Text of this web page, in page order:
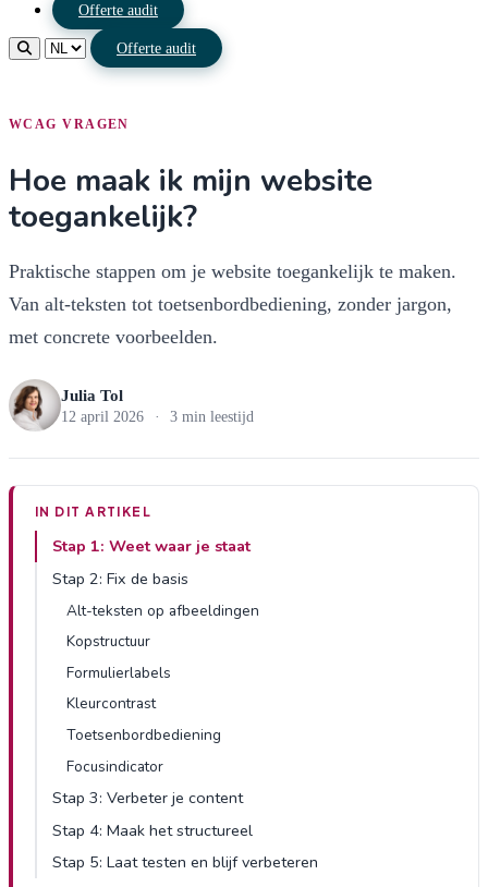
Offerte audit
Offerte audit
WCAG VRAGEN
Hoe maak ik mijn website
toegankelijk?
Praktische stappen om je website toegankelijk te maken.
Van alt-teksten tot toetsenbordbediening, zonder jargon,
met concrete voorbeelden.
Julia Tol
12 april 2026 · 3 min leestijd
IN DIT ARTIKEL
Stap 1: Weet waar je staat
Stap 2: Fix de basis
Alt-teksten op afbeeldingen
Kopstructuur
Formulierlabels
Kleurcontrast
Toetsenbordbediening
Focusindicator
Stap 3: Verbeter je content
Stap 4: Maak het structureel
Stap 5: Laat testen en blijf verbeteren